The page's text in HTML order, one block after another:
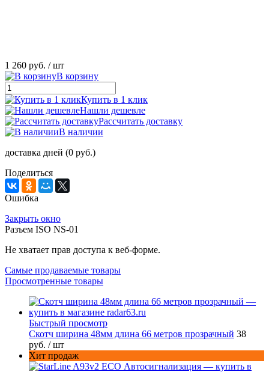
1 260 руб. / шт
В корзину
Купить в 1 клик
Нашли дешевле
Рассчитать доставку
В наличии
доставка дней (0 руб.)
Поделиться
Ошибка
Закрыть окно
Разъем ISO NS-01
Не хватает прав доступа к веб-форме.
Самые продаваемые товары
Просмотренные товары
Быстрый просмотр
Скотч ширина 48мм длина 66 метров прозрачный 38
руб. / шт
Хит продаж